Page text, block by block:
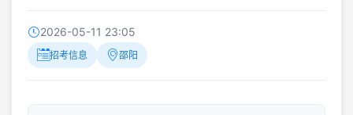
2026-05-11 23:05
招考信息 邵阳